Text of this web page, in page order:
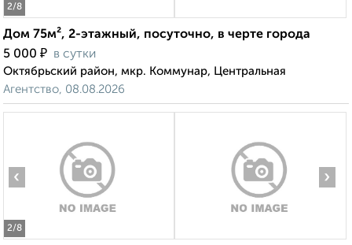
2/8
Дом 75м², 2-этажный, посуточно, в черте города
5 000 ₽ в сутки
Октябрьский район, мкр. Коммунар, Центральная
Агентство, 08.08.2026
2/8
‹ ›